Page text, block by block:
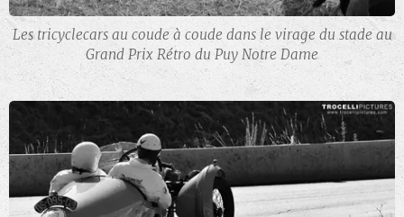
Les tricyclecars au coude à coude dans le virage du stade au
Grand Prix Rétro du Puy Notre Dame